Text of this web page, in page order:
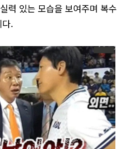
력 있는 모습을 보여주며 복수
.